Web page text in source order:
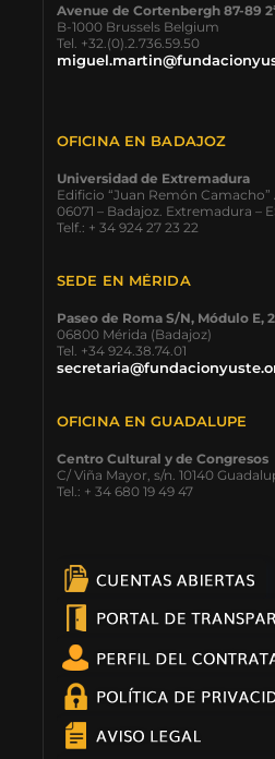
Avenue de Cortenbergh 87-89
B-1000 Brussels Belgium
Tel. +32.(0).2.736.59.50
OFICINA EN BADAJOZ
Universidad de Extremadura
Edificio “Juan Remón Camacho”
06071 – Badajoz. Extremadura –
Telf.: + 34 924 27 23 22
SEDE EN MÉRIDA
Paseo de Roma S/N, Módulo E,
06800 Mérida (Badajoz)
Tel. +34 924.38.74.01
OFICINA EN GUADALUPE
Centro Cultural y de Congresos
C/ Viña Mayor, s/n. 10140
Tel.: + 34 680 19 49 47